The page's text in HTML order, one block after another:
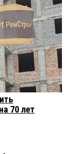
70 лет